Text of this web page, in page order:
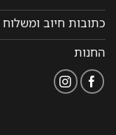
כתובות חיוב ומשלוח
החנות